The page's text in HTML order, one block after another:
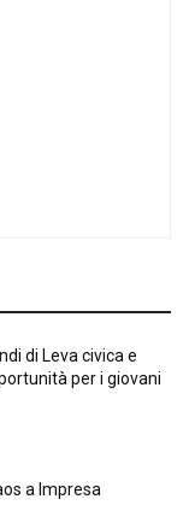
di Leva civica e
per i giovani
a Impresa